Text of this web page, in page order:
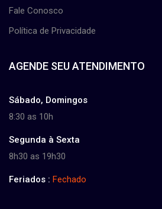
Fale Conosco
Política de Privacidade
AGENDE SEU ATENDIMENTO
Sábado, Domingos
8:30 as 10h
Segunda à Sexta
8h30 as 19h30
Feriados : Fechado